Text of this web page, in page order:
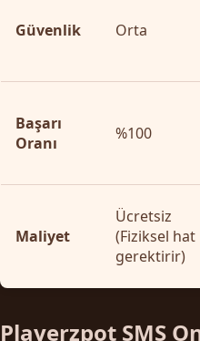
Güvenlik Orta
Başarı
Oranı
%100
Maliyet
Ücretsiz
(Fiziksel hat
gerektirir)
Playerzpot SMS